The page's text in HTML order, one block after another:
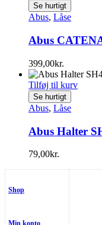
Se hurtigt
Abus, Låse
Abus
399,00kr.
Tilføj til kurv
Se hurtigt
Abus, Låse
Abus Halter
79,00kr.
Shop